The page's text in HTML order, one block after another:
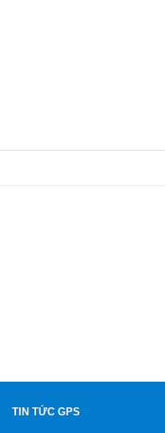
TIN TỨC GPS